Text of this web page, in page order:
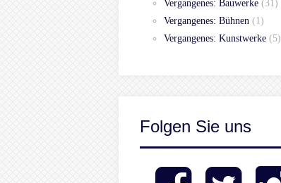
Vergangenes: Bauwerke (31)
Vergangenes: Bühnen (1)
Vergangenes: Kunstwerke (5)
Folgen Sie uns
Facebook Twitter